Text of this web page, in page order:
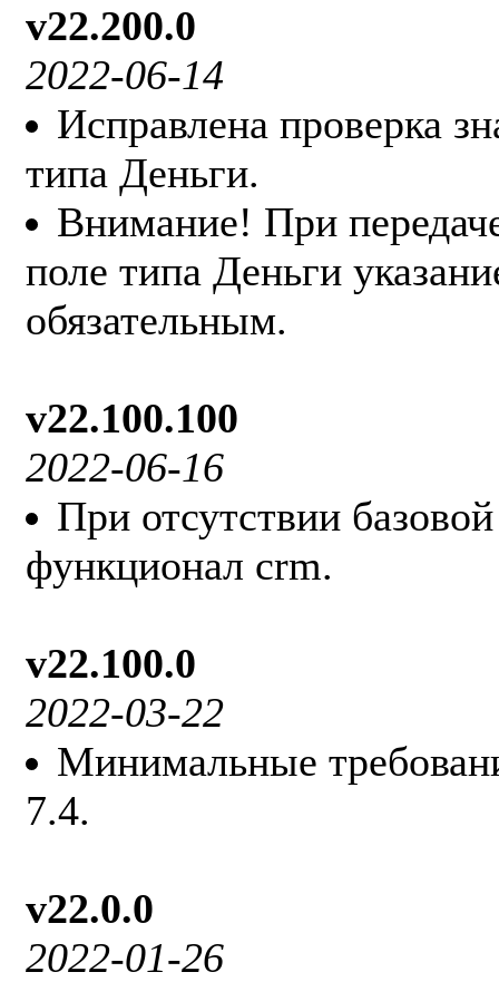
v22.200.0
2022-06-14
Исправлена проверка
типа Деньги.
Внимание! При
поле типа Деньги
обязательным.
v22.100.100
2022-06-16
При отсутствии
функционал crm.
v22.100.0
2022-03-22
Минимальные
7.4.
v22.0.0
2022-01-26